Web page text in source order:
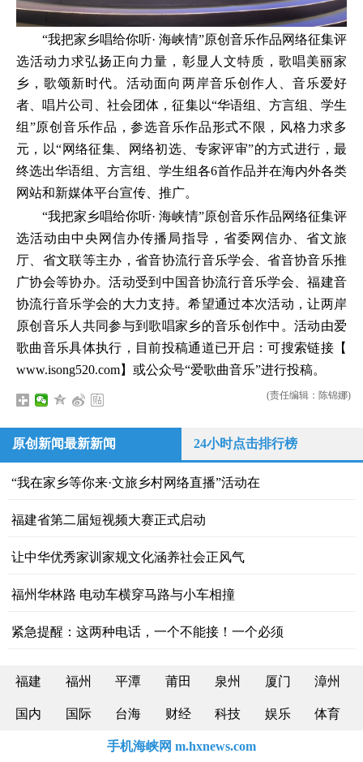
“我把家乡唱给你听· 海峡情”原创音乐作品网络征集评
选活动力求弘扬正向力量，彰显人文特质，歌唱美丽家
乡，歌颂新时代。活动面向两岸音乐创作人、音乐爱好
者、唱片公司、社会团体，征集以“华语组、方言组、学生
组”原创音乐作品，参选音乐作品形式不限，风格力求多
元，以“网络征集、网络初选、专家评审”的方式进行，最
终选出华语组、方言组、学生组各6首作品并在海内外各类
网站和新媒体平台宣传、推广。
“我把家乡唱给你听· 海峡情”原创音乐作品网络征集评
选活动由中央网信办传播局指导，省委网信办、省文旅
厅、省文联等主办，省音协流行音乐学会、省音协音乐推
广协会等协办。活动受到中国音协流行音乐学会、福建音
协流行音乐学会的大力支持。希望通过本次活动，让两岸
原创音乐人共同参与到歌唱家乡的音乐创作中。活动由爱
歌曲音乐具体执行，目前投稿通道已开启：可搜索链接【
www.isong520.com】或公众号“爱歌曲音乐”进行投稿。
(责任编辑：陈锦娜)
原创新闻最新新闻 24小时点击排行榜
“我在家乡等你来·文旅乡村网络直播”活动在
福建省第二届短视频大赛正式启动
让中华优秀家训家规文化涵养社会正风气
福州华林路 电动车横穿马路与小车相撞
紧急提醒：这两种电话，一个不能接！一个必须
福建 福州 平潭 莆田 泉州 厦门 漳州
国内 国际 台海 财经 科技 娱乐 体育
手机海峡网 m.hxnews.com